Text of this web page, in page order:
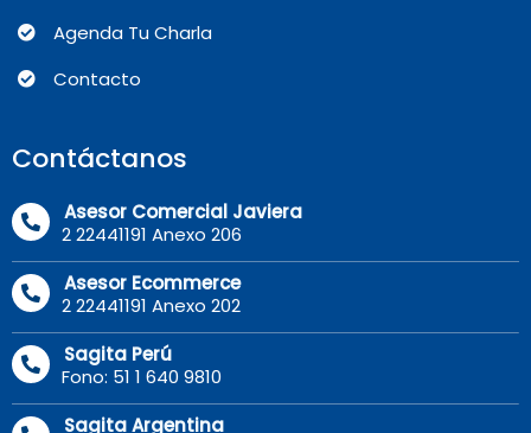
Agenda Tu Charla
Contacto
Contáctanos
Asesor Comercial Javiera
2 22441191 Anexo 206
Asesor Ecommerce
2 22441191 Anexo 202
Sagita Perú
Fono: 51 1 640 9810
Sagita Argentina